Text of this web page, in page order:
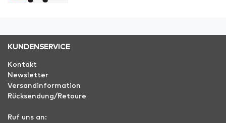
KUNDENSERVICE
Kontakt
Newsletter
Versandinformation
Rücksendung/Retoure
Ruf uns an: